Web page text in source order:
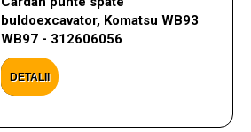
buldoexcavator, Komatsu WB93
WB97 - 312606056
DETALII